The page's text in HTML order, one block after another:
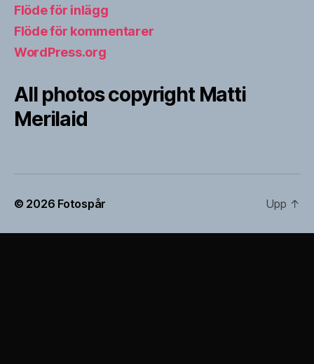
Flöde för inlägg
Flöde för kommentarer
WordPress.org
All photos copyright Matti
Merilaid
© 2026 Fotospår Upp ↑